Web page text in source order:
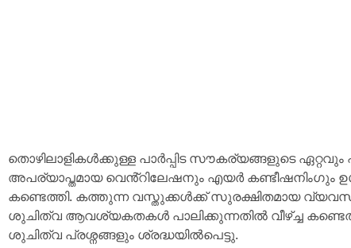
തൊഴിലാളികൾക്കുള്ള പാർപ്പിട സൗകര്യങ്ങളുടെ
അപര്യാപ്തമായ വെൻ്റിലേഷനും എയർ കണ്ടീഷനിംഗും
കണ്ടെത്തി. കത്തുന്ന വസ്തുക്കൾക്ക് സുരക്ഷിതമായ
ശുചിത്വ ആവശ്യകതകൾ പാലിക്കുന്നതിൽ വീഴ്‌ച്ച
ശുചിത്വ പ്രശ്നങ്ങളും ശ്രദ്ധയിൽപെട്ടു.